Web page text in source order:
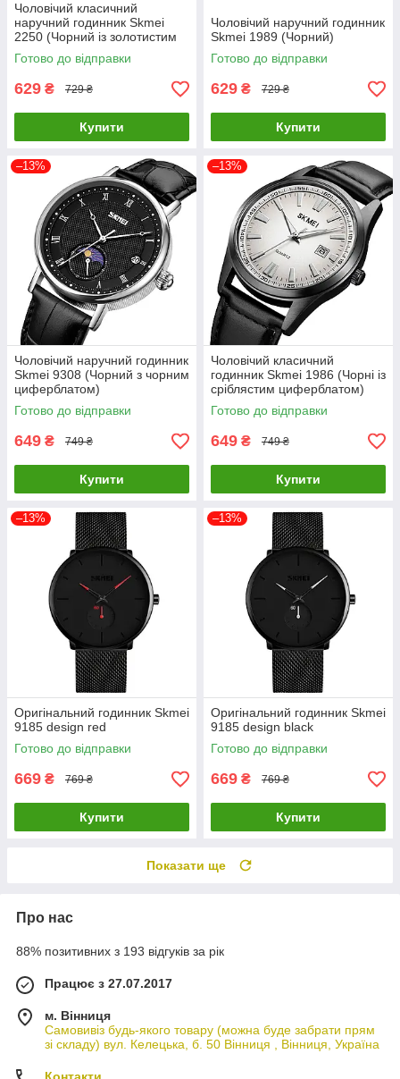
Чоловічий класичний
наручний годинник Skmei
2250 (Чорний із золотистим
корпусом)
Готово до відправки
629 ₴ 729 ₴
Купити
Чоловічий наручний годинник
Skmei 1989 (Чорний)
Готово до відправки
629 ₴ 729 ₴
Купити
–13%
Чоловічий наручний годинник
Skmei 9308 (Чорний з чорним
циферблатом)
Готово до відправки
649 ₴ 749 ₴
Купити
–13%
Чоловічий класичний
годинник Skmei 1986 (Чорні із
сріблястим циферблатом)
Готово до відправки
649 ₴ 749 ₴
Купити
–13%
Оригінальний годинник Skmei
9185 design red
Готово до відправки
669 ₴ 769 ₴
Купити
–13%
Оригінальний годинник Skmei
9185 design black
Готово до відправки
669 ₴ 769 ₴
Купити
Показати ще
Про нас
88% позитивних з 193 відгуків за рік
Працює з 27.07.2017
м. Вінниця
Самовивіз будь-якого товару (можна буде забрати прям
зі складу) вул. Келецька, б. 50 Вінниця , Вінниця, Україна